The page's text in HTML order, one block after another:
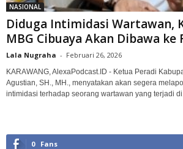
NASIONAL
Diduga Intimidasi Wartawan,
MBG Cibuaya Akan Dibawa ke
Lala Nugraha - Februari 26, 2026
KARAWANG, AlexaPodcast.ID - Ketua Peradi
Agustian, SH., MH., menyatakan akan segera
intimidasi terhadap seorang wartawan yang terjadi di...
0 Fans